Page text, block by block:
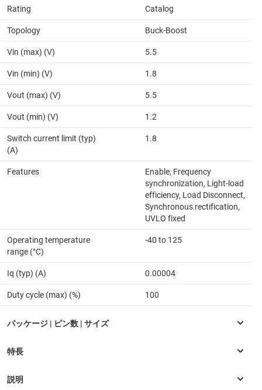
Rating Catalog
Topology Buck-Boost
Vin (max) (V) 5.5
Vin (min) (V) 1.8
Vout (max) (V) 5.5
Vout (min) (V) 1.2
Switch current limit (typ)
(A)
1.8
Features
Enable, Frequency
synchronization, Light-load
efficiency, Load Disconnect,
Synchronous rectification,
UVLO fixed
Operating temperature
range (°C)
-40 to 125
Iq (typ) (A) 0.00004
Duty cycle (max) (%) 100